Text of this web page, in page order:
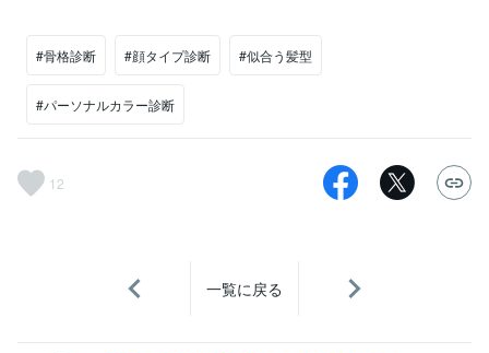
#骨格診断 #顔タイプ診断 #似合う髪型
#パーソナルカラー診断
12
一覧に戻る